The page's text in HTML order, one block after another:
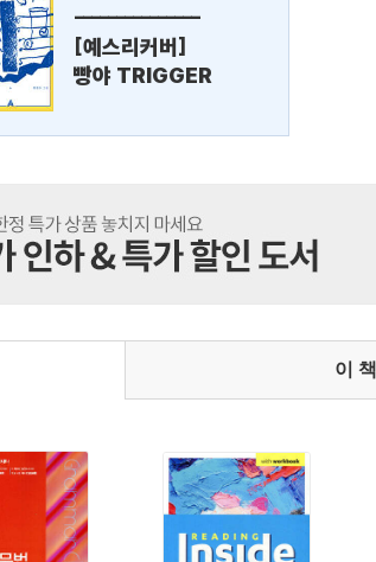
---------------
[예스리커버]
빵야 TRIGGER
이